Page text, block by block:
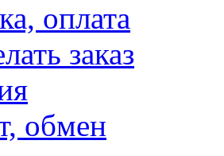
оплата
заказ
обмен